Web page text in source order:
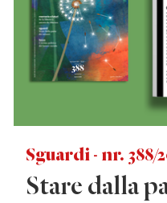
Sguardi - nr. 388/
Stare dalla